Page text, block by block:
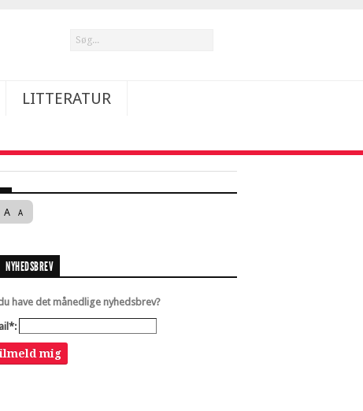
LITTERATUR
A A
NYHEDSBREV
have det månedlige nyhedsbrev?
mig